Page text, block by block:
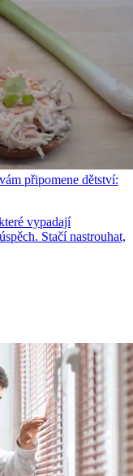
připomene dětství:
vypadají
Stačí nastrouhat,